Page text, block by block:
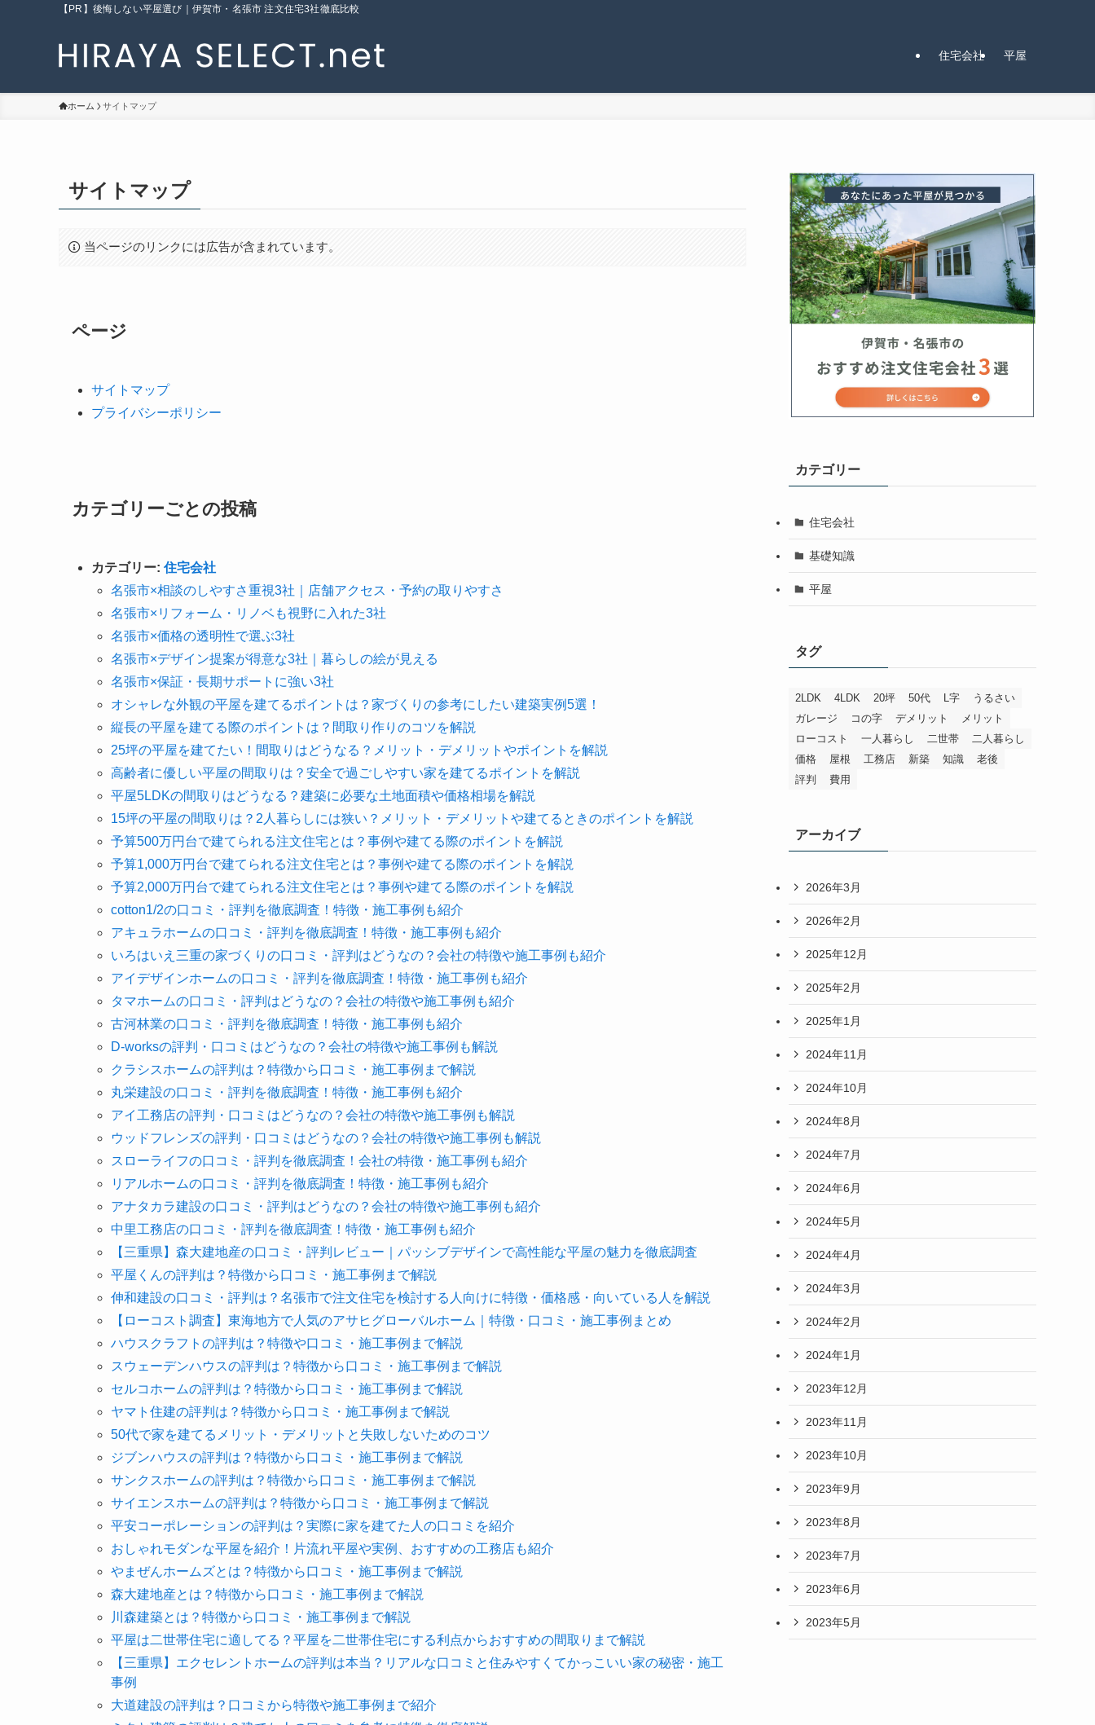
【PR】後悔しない平屋選び｜伊賀市・名張市 注文住宅3社徹底比較
住宅会社 平屋
ホーム サイトマップ
サイトマップ
当ページのリンクには広告が含まれています。
ページ
サイトマップ
プライバシーポリシー
カテゴリーごとの投稿
カテゴリー: 住宅会社
名張市×相談のしやすさ重視3社｜店舗アクセス・予約の取りやすさ
名張市×リフォーム・リノベも視野に入れた3社
名張市×価格の透明性で選ぶ3社
名張市×デザイン提案が得意な3社｜暮らしの絵が見える
名張市×保証・長期サポートに強い3社
オシャレな外観の平屋を建てるポイントは？家づくりの参考にしたい建築実例5選！
縦長の平屋を建てる際のポイントは？間取り作りのコツを解説
25坪の平屋を建てたい！間取りはどうなる？メリット・デメリットやポイントを解説
高齢者に優しい平屋の間取りは？安全で過ごしやすい家を建てるポイントを解説
平屋5LDKの間取りはどうなる？建築に必要な土地面積や価格相場を解説
15坪の平屋の間取りは？2人暮らしには狭い？メリット・デメリットや建てるときのポイントを解説
予算500万円台で建てられる注文住宅とは？事例や建てる際のポイントを解説
予算1,000万円台で建てられる注文住宅とは？事例や建てる際のポイントを解説
予算2,000万円台で建てられる注文住宅とは？事例や建てる際のポイントを解説
cotton1/2の口コミ・評判を徹底調査！特徴・施工事例も紹介
アキュラホームの口コミ・評判を徹底調査！特徴・施工事例も紹介
いろはいえ三重の家づくりの口コミ・評判はどうなの？会社の特徴や施工事例も紹介
アイデザインホームの口コミ・評判を徹底調査！特徴・施工事例も紹介
タマホームの口コミ・評判はどうなの？会社の特徴や施工事例も紹介
古河林業の口コミ・評判を徹底調査！特徴・施工事例も紹介
D-worksの評判・口コミはどうなの？会社の特徴や施工事例も解説
クラシスホームの評判は？特徴から口コミ・施工事例まで解説
丸栄建設の口コミ・評判を徹底調査！特徴・施工事例も紹介
アイ工務店の評判・口コミはどうなの？会社の特徴や施工事例も解説
ウッドフレンズの評判・口コミはどうなの？会社の特徴や施工事例も解説
スローライフの口コミ・評判を徹底調査！会社の特徴・施工事例も紹介
リアルホームの口コミ・評判を徹底調査！特徴・施工事例も紹介
アナタカラ建設の口コミ・評判はどうなの？会社の特徴や施工事例も紹介
中里工務店の口コミ・評判を徹底調査！特徴・施工事例も紹介
【三重県】森大建地産の口コミ・評判レビュー｜パッシブデザインで高性能な平屋の魅力を徹底調査
平屋くんの評判は？特徴から口コミ・施工事例まで解説
伸和建設の口コミ・評判は？名張市で注文住宅を検討する人向けに特徴・価格感・向いている人を解説
【ローコスト調査】東海地方で人気のアサヒグローバルホーム｜特徴・口コミ・施工事例まとめ
ハウスクラフトの評判は？特徴や口コミ・施工事例まで解説
スウェーデンハウスの評判は？特徴から口コミ・施工事例まで解説
セルコホームの評判は？特徴から口コミ・施工事例まで解説
ヤマト住建の評判は？特徴から口コミ・施工事例まで解説
50代で家を建てるメリット・デメリットと失敗しないためのコツ
ジブンハウスの評判は？特徴から口コミ・施工事例まで解説
サンクスホームの評判は？特徴から口コミ・施工事例まで解説
サイエンスホームの評判は？特徴から口コミ・施工事例まで解説
平安コーポレーションの評判は？実際に家を建てた人の口コミを紹介
おしゃれモダンな平屋を紹介！片流れ平屋や実例、おすすめの工務店も紹介
やまぜんホームズとは？特徴から口コミ・施工事例まで解説
森大建地産とは？特徴から口コミ・施工事例まで解説
川森建築とは？特徴から口コミ・施工事例まで解説
平屋は二世帯住宅に適してる？平屋を二世帯住宅にする利点からおすすめの間取りまで解説
【三重県】エクセレントホームの評判は本当？リアルな口コミと住みやすくてかっこいい家の秘密・施工
事例
大道建設の評判は？口コミから特徴や施工事例まで紹介
カテゴリー
住宅会社
基礎知識
平屋
タグ
2LDK 4LDK 20坪 50代 L字
うるさい
ガレージ
コの字 デメリット
メリット
ローコスト
一人暮らし 二世帯
二人暮らし
価格
屋根 工務店 新築 知識
老後
評判
費用
アーカイブ
2026年3月
2026年2月
2025年12月
2025年2月
2025年1月
2024年11月
2024年10月
2024年8月
2024年7月
2024年6月
2024年5月
2024年4月
2024年3月
2024年2月
2024年1月
2023年12月
2023年11月
2023年10月
2023年9月
2023年8月
2023年7月
2023年6月
2023年5月